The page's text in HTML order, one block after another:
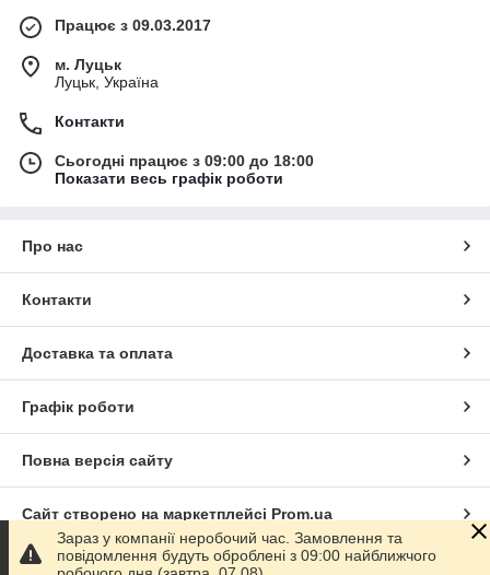
Працює з 09.03.2017
м. Луцьк
Луцьк, Україна
Контакти
Сьогодні працює з 09:00 до 18:00
Показати весь графік роботи
Про нас
Контакти
Доставка та оплата
Графік роботи
Повна версія сайту
Сайт створено на маркетплейсі Prom.ua
Політика конфіденційності
Зараз у компанії неробочий час. Замовлення та
повідомлення будуть оброблені з 09:00 найближчого